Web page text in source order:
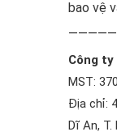
bao vệ
Công ty
MST:
Địa chỉ:
Dĩ An, T.